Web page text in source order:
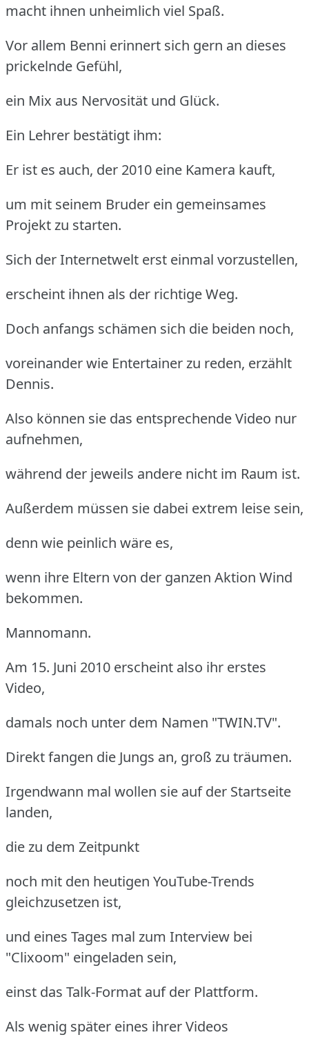
macht ihnen unheimlich viel Spaß.
Vor allem Benni erinnert sich gern an dieses
prickelnde Gefühl,
ein Mix aus Nervosität und Glück.
Ein Lehrer bestätigt ihm:
Er ist es auch, der 2010 eine Kamera kauft,
um mit seinem Bruder ein gemeinsames
Projekt zu starten.
Sich der Internetwelt erst einmal vorzustellen,
erscheint ihnen als der richtige Weg.
Doch anfangs schämen sich die beiden noch,
voreinander wie Entertainer zu reden, erzählt
Dennis.
Also können sie das entsprechende Video nur
aufnehmen,
während der jeweils andere nicht im Raum ist.
Außerdem müssen sie dabei extrem leise sein,
denn wie peinlich wäre es,
wenn ihre Eltern von der ganzen Aktion Wind
bekommen.
Mannomann.
Am 15. Juni 2010 erscheint also ihr erstes
Video,
damals noch unter dem Namen "TWIN.TV".
Direkt fangen die Jungs an, groß zu träumen.
Irgendwann mal wollen sie auf der Startseite
landen,
die zu dem Zeitpunkt
noch mit den heutigen YouTube-Trends
gleichzusetzen ist,
und eines Tages mal zum Interview bei
"Clixoom" eingeladen sein,
einst das Talk-Format auf der Plattform.
Als wenig später eines ihrer Videos